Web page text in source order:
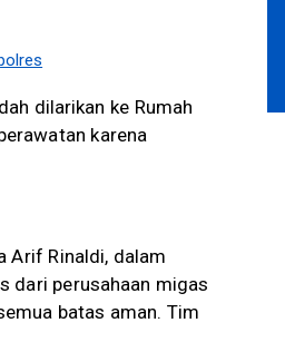
dilarikan ke Rumah
karena
Arif Rinaldi, dalam
dari perusahaan migas
batas aman. Tim